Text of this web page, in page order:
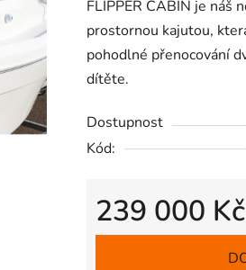
FLIPPER CABIN je náš
prostornou kajutou,
pohodlné přenocování
dítěte.
Dostupnost
Kód:
239 000 Kč
Měrná cena: